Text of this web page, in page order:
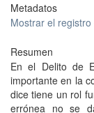
Metadatos
Mostrar el
Resumen
En el Delito de
importante en la
dice tiene un rol
errónea no se